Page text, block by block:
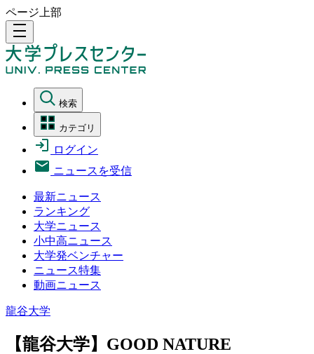
ページ上部
density_medium
検索
カテゴリ
ログイン
ニュースを受信
最新ニュース
ランキング
大学ニュース
小中高ニュース
大学発ベンチャー
ニュース特集
動画ニュース
龍谷大学
【龍谷大学】GOOD NATURE